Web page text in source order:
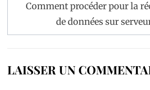
l’article
Comment procéder pour la
de données sur
LAISSER UN